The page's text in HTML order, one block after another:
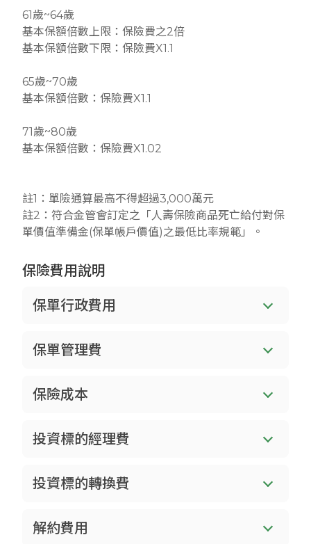
61歲~64歲
基本保額倍數上限：保險費之2倍
基本保額倍數下限：保險費X1.1
65歲~70歲
基本保額倍數：保險費X1.1
71歲~80歲
基本保額倍數：保險費X1.02
註1：單險通算最高不得超過3,000萬元
註2：符合金管會訂定之「人壽保險商品死亡給付對保
單價值準備金(保單帳戶價值)之最低比率規範」。
保險費用說明
保單行政費用
保單管理費
保險成本
投資標的經理費
投資標的轉換費
解約費用